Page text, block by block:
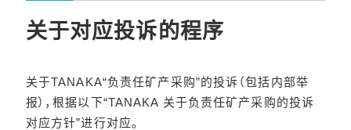
关于对应投诉的程序
关于TANAKA“负责任矿产采购”的投诉（包括内部举
报），根据以下“TANAKA 关于负责任矿产采购的投诉
对应方针”进行对应。